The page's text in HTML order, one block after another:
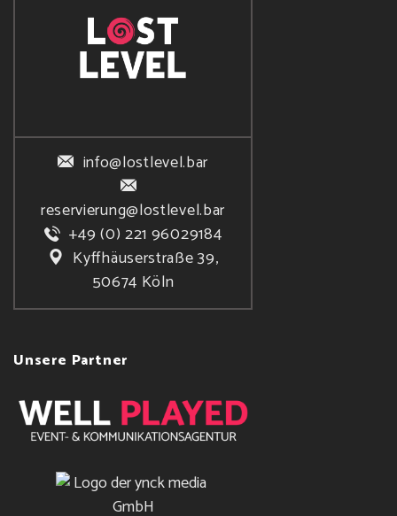
info@lostlevel.bar
reservierung@lostlevel.bar
+49 (0) 221 96029184
Kyffhäuserstraße 39,
50674 Köln
Unsere Partner